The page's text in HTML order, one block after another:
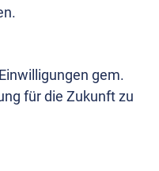
gem.
für die Zukunft zu